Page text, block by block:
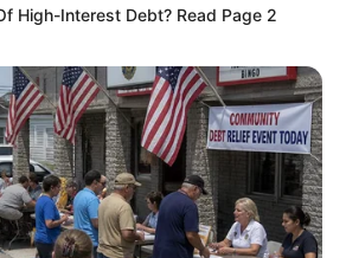
High-Interest Debt? Read Page 2